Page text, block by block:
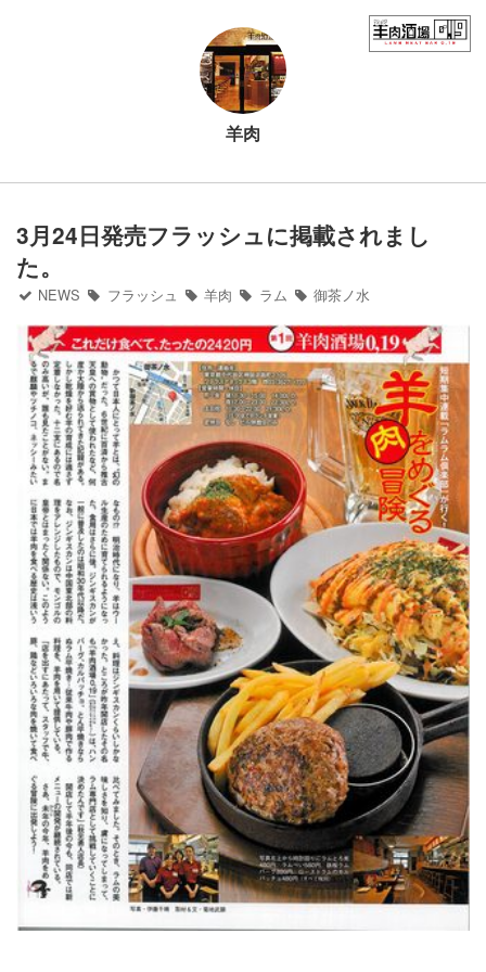
Home
フード（ディナー）
フード（ランチ）
チカマチラウンジ店
お問い合わせ
NEWS
羊肉
3月24日発売フラッシュに掲載されまし
た。
NEWS フラッシュ 羊肉 ラム 御茶ノ水